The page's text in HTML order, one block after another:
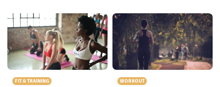
FIT & TRAINING WORKOUT